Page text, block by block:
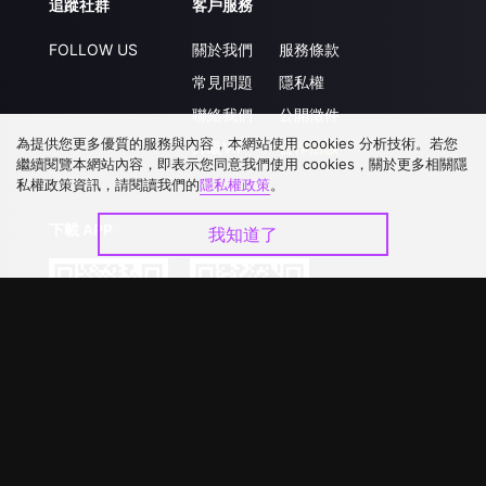
追蹤社群
FOLLOW US
客戶服務
關於我們
常見問題
聯絡我們
升級VIP
服務條款
隱私權
公開徵件
合作洽談
為提供您更多優質的服務與內容，本網站使用 cookies 分析技術。若您
繼續閱覽本網站內容，即表示您同意我們使用 cookies，關於更多相關隱
私權政策資訊，請閱讀我們的隱私權政策。
我知道了